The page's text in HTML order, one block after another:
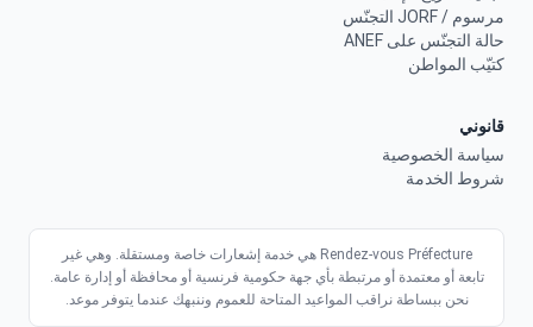
مرسوم / JORF التجنّس
حالة التجنّس على ANEF
كتيّب المواطن
قانوني
سياسة الخصوصية
شروط الخدمة
Rendez-vous Préfecture هي خدمة إشعارات خاصة ومستقلة. وهي غير
تابعة أو معتمدة أو مرتبطة بأي جهة حكومية فرنسية أو محافظة أو إدارة عامة.
نحن ببساطة نراقب المواعيد المتاحة للعموم وننبهك عندما يتوفر موعد.